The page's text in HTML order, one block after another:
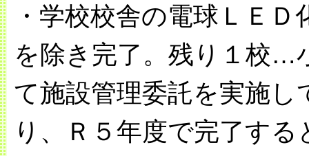
・学校校舎の電球ＬＥ
を除き完了。残り１校…
て施設管理委託を実施
り、Ｒ５年度で完了す